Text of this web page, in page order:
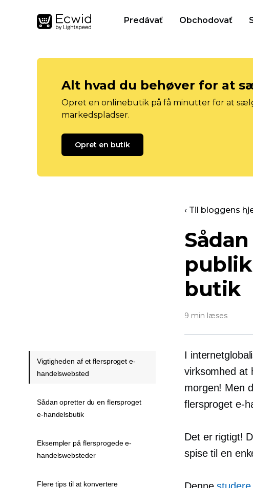
Predávať Obchodovať
Alt hvad du behøver for at
Opret en onlinebutik på få minutter for at
markedspladser.
Opret en butik
‹ Til bloggens
butik
9 min læses
I
virksomhed at
morgen! Men
flersproget e-
Det er rigtigt!
spise til en
Vigtigheden af ​​et flersproget e-
handelswebsted
Sådan opretter du en flersproget
e-handelsbutik
Eksempler på flersprogede e-
handelswebsteder
Flere tips til at konvertere